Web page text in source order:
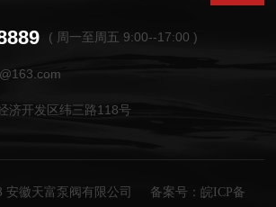
( 周一至周五 9:00--17:00 )
济开发区纬三路118号
安徽天富泵阀有限公司 备案号：皖ICP备